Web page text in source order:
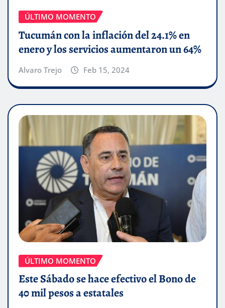
ÚLTIMO MOMENTO
Tucumán con la inflación del 24.1% en
enero y los servicios aumentaron un 64%
Alvaro Trejo Feb 15, 2024
ÚLTIMO MOMENTO
Este Sábado se hace efectivo el Bono de
40 mil pesos a estatales